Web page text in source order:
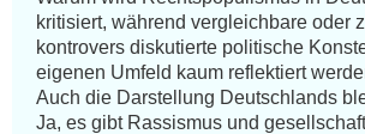
kritisiert, während vergleichbare oder
kontrovers diskutierte politische
eigenen Umfeld kaum reflektiert
Auch die Darstellung Deutschlands
Ja, es gibt Rassismus und